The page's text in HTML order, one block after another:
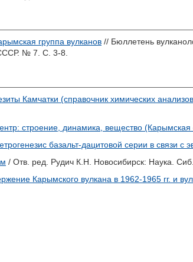
группа вулканов // Бюллетень
№ 7. С. 3-8.
Камчатки (справочник химических
строение, динамика, вещество (Карымская
базальт-дацитовой серии в связи с
/ Отв. ред. Рудич К.Н.
Новосибирск: Наука.
Карымского вулкана в 1962-1965 гг. и